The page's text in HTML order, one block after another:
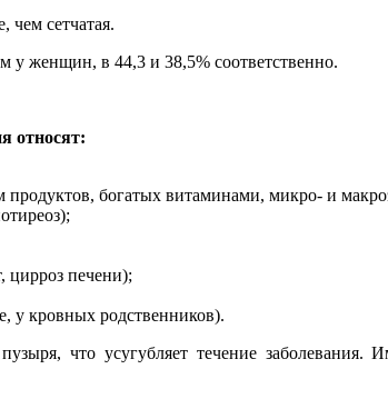
чем сетчатая.
у женщин, в 44,3 и 38,5% соответственно.
относят:
богатых витаминами, микро- и
цирроз печени);
у кровных родственников).
что усугубляет течение